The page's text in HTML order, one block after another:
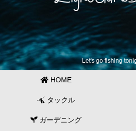
Let's go fishing
HOME
タックル
ガーデニング